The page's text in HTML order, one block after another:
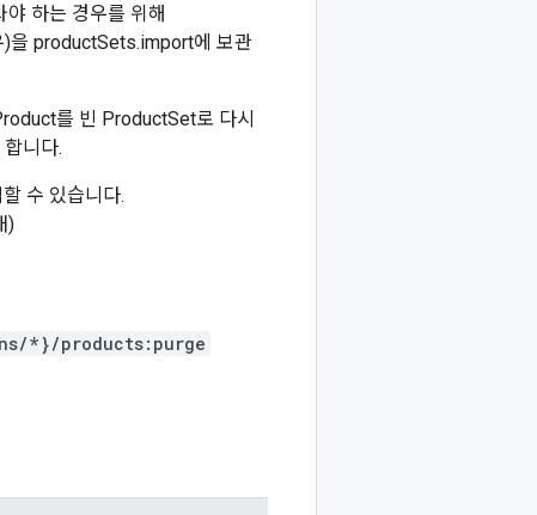
하는 경우를 위해
을 productSets.import에 보관
를 빈 ProductSet로 다시
니다.
수 있습니다.
)
*}/products:purge